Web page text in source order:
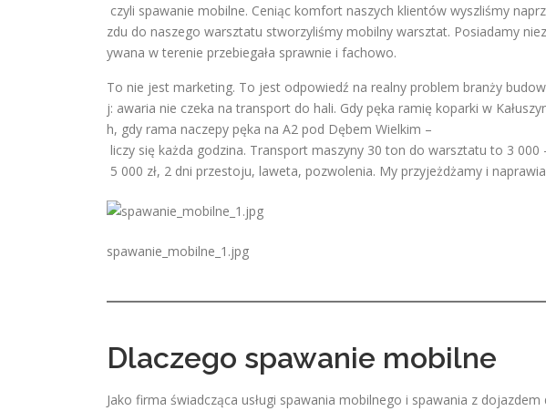
czyli spawanie mobilne. Ceniąc komfort naszych klientów wyszliśmy
zdu do naszego warsztatu stworzyliśmy mobilny warsztat. Posiadamy
ywana w terenie przebiegała sprawnie i fachowo.
To nie jest marketing. To jest odpowiedź na realny problem branży
j: awaria nie czeka na transport do hali. Gdy pęka ramię koparki w
h, gdy rama naczepy pęka na A2 pod Dębem Wielkim –
liczy się każda godzina. Transport maszyny 30 ton do warsztatu to 3 000
5 000 zł, 2 dni przestoju, laweta, pozwolenia. My przyjeżdżamy i
spawanie_mobilne_1.jpg
Dlaczego spawanie mobilne
Jako firma świadcząca usługi spawania mobilnego i spawania z